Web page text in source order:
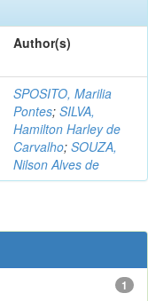
Author(s)
SPOSITO, Marilia
Pontes; SILVA,
Hamilton Harley de
Carvalho; SOUZA,
Nilson Alves de
1